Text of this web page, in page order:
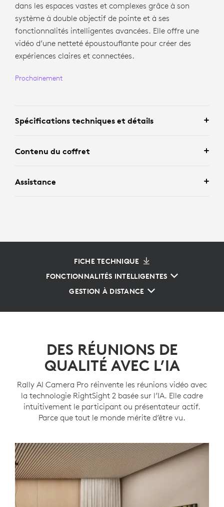
dans les espaces vastes et complexes grâce à son
système à double objectif de pointe et à ses
fonctionnalités intelligentes avancées. Elle offre une
vidéo d’une netteté époustouflante pour créer des
expériences claires et connectées.
Prochainement
Spécifications techniques et détails
Contenu du coffret
Assistance
FICHE TECHNIQUE
FONCTIONNALITÉS INTELLIGENTES
GESTION À DISTANCE
DES RÉUNIONS DE
QUALITÉ AVEC L’IA
Rally AI Camera Pro réinvente les réunions vidéo avec
la technologie RightSight 2 basée sur l’IA. Elle cadre
intuitivement le participant ou présentateur actif.
Parce que tout le monde mérite d’être vu.